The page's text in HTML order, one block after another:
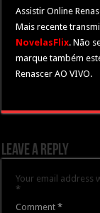
Assistir Online
Mais recente
NovelasFlix. Não
marque também
Renascer AO VIVO.
Leave a Reply
Your email address
*
Comment*